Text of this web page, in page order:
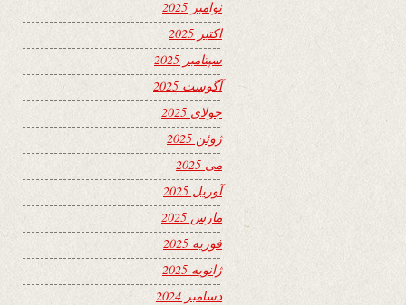
نوامبر 2025
اکتبر 2025
سپتامبر 2025
آگوست 2025
جولای 2025
ژوئن 2025
می 2025
آوریل 2025
مارس 2025
فوریه 2025
ژانویه 2025
دسامبر 2024